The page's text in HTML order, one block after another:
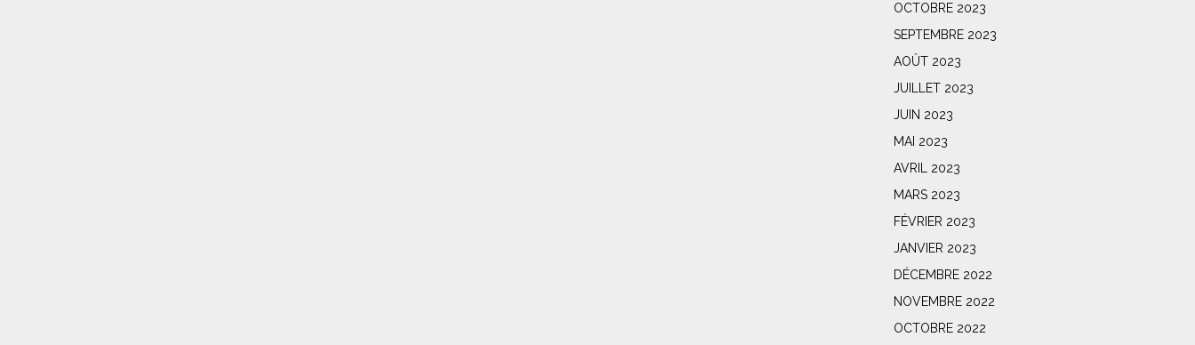
OCTOBRE 2023
SEPTEMBRE 2023
AOÛT 2023
JUILLET 2023
JUIN 2023
MAI 2023
AVRIL 2023
MARS 2023
FÉVRIER 2023
JANVIER 2023
DÉCEMBRE 2022
NOVEMBRE 2022
OCTOBRE 2022